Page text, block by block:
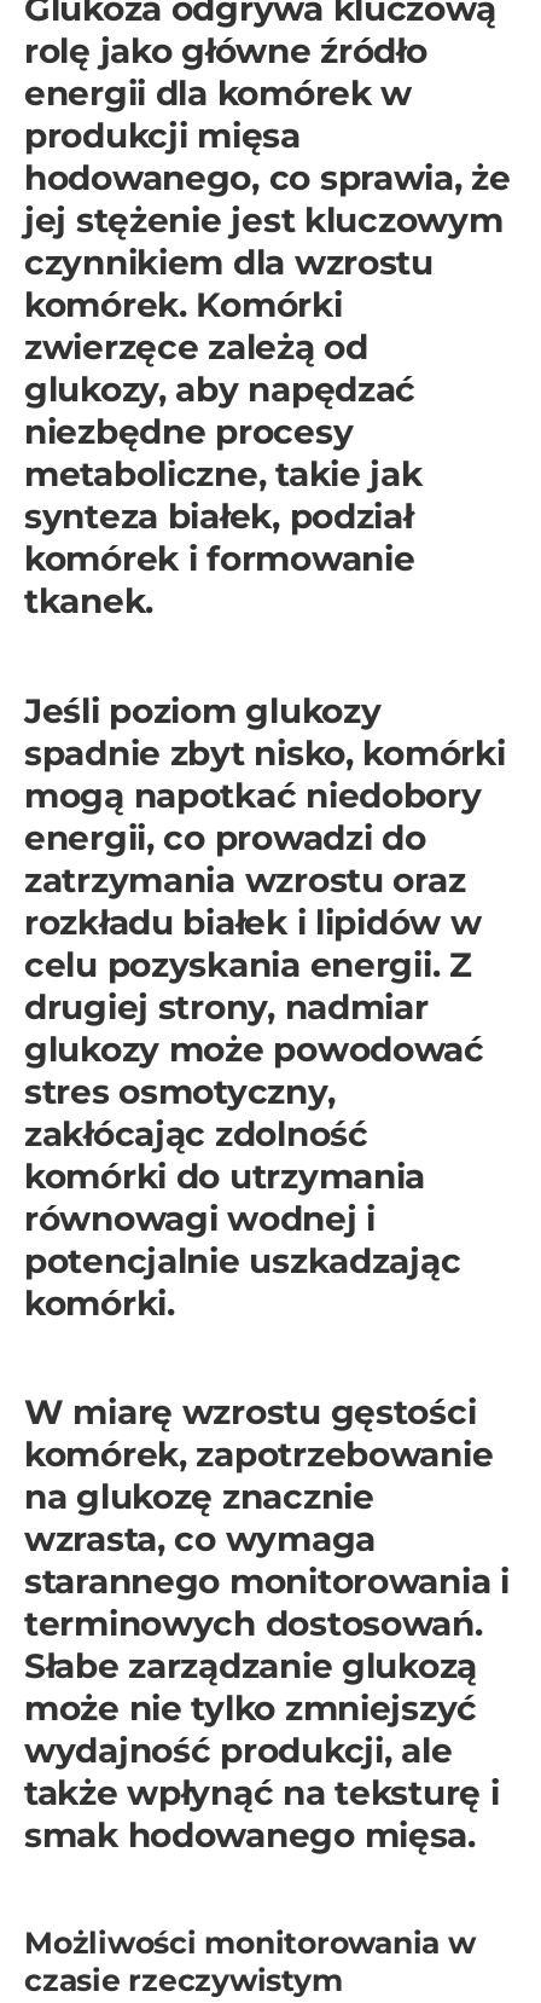
Glukoza odgrywa kluczową
rolę jako główne źródło
energii dla komórek w
produkcji mięsa
hodowanego, co sprawia, że
jej stężenie jest kluczowym
czynnikiem dla wzrostu
komórek. Komórki
zwierzęce zależą od
glukozy, aby napędzać
niezbędne procesy
metaboliczne, takie jak
synteza białek, podział
komórek i formowanie
tkanek.
Jeśli poziom glukozy
spadnie zbyt nisko, komórki
mogą napotkać niedobory
energii, co prowadzi do
zatrzymania wzrostu oraz
rozkładu białek i lipidów w
celu pozyskania energii. Z
drugiej strony, nadmiar
glukozy może powodować
stres osmotyczny,
zakłócając zdolność
komórki do utrzymania
równowagi wodnej i
potencjalnie uszkadzając
komórki.
W miarę wzrostu gęstości
komórek, zapotrzebowanie
na glukozę znacznie
wzrasta, co wymaga
starannego monitorowania i
terminowych dostosowań.
Słabe zarządzanie glukozą
może nie tylko zmniejszyć
wydajność produkcji, ale
także wpłynąć na teksturę i
smak hodowanego mięsa.
Możliwości monitorowania w
czasie rzeczywistym